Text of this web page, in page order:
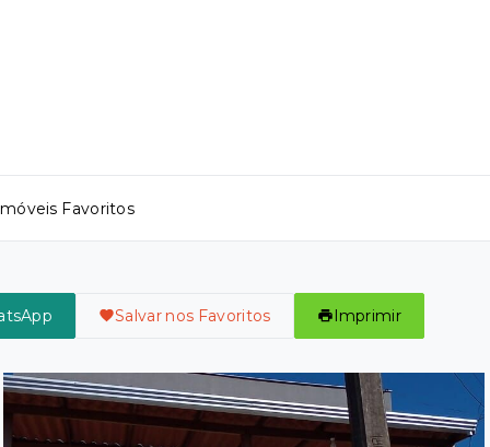
Favoritos
Salvar nos Favoritos Imprimir